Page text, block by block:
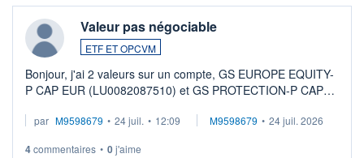
Valeur pas négociable
ETF ET OPCVM
Bonjour, j'ai 2 valeurs sur un compte, GS EUROPE EQUITY-
P CAP EUR (LU0082087510) et GS PROTECTION-P CAP
veux procéder à la vente, on me signale ...
par M9598679 • 24 juil. • 12:09 M9598679 • 24 juil. 2026
4commentaires • 0j'aime